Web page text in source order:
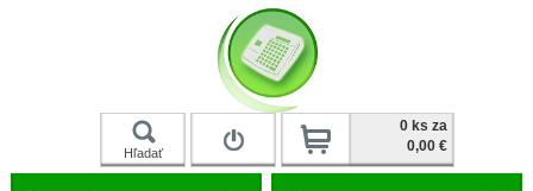
Hľadať
0 ks za
0,00 €